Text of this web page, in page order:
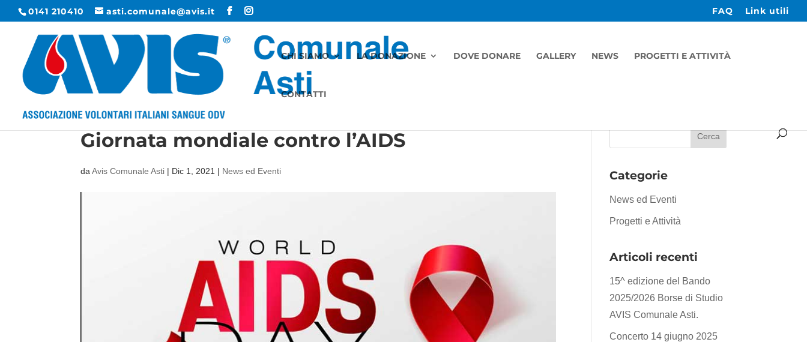
0141 210410 asti.comunale@avis.it FAQ Link utili
CHI SIAMO LA DONAZIONE DOVE DONARE GALLERY NEWS PROGETTI E ATTIVITÀ
CONTATTI
Giornata mondiale contro l’AIDS
daAvis Comunale Asti | Dic 1, 2021 | News ed Eventi Categorie
News ed Eventi
Progetti e Attività
Articoli recenti
15^ edizione del Bando
2025/2026 Borse di Studio
AVIS Comunale Asti.
Concerto 14 giugno 2025